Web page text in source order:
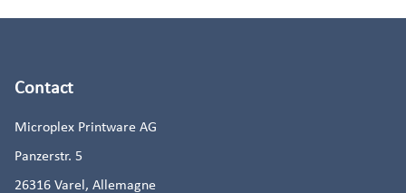
Contact
Microplex Printware AG
Panzerstr. 5
26316 Varel, Allemagne